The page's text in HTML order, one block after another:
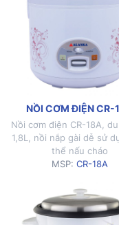
NỒI CƠM ĐIỆN CR-
Nồi cơm điện CR-18A,
1,8L, nồi nắp gài dễ sử
thể nấu cháo
MSP: CR-18A